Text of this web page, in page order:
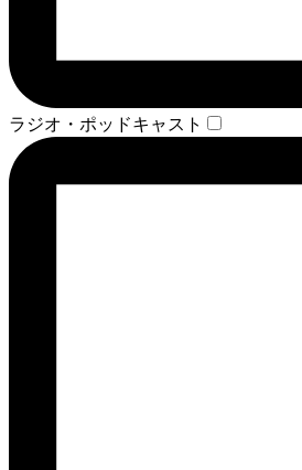
ラジオ・ポッドキャスト